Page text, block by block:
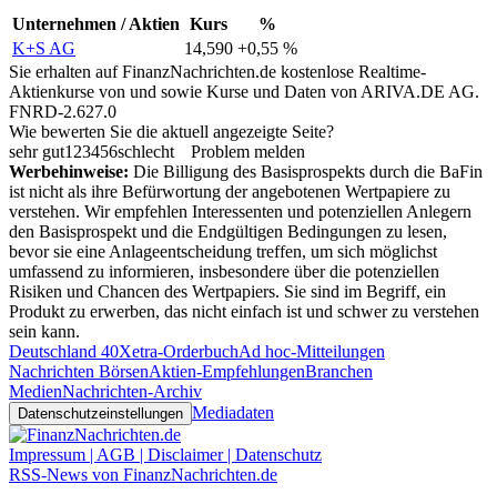
Unternehmen / Aktien Kurs
%
K+S AG
14,590 +0,55 %
Sie erhalten auf FinanzNachrichten.de kostenlose Realtime-
Aktienkurse von und sowie Kurse und Daten von ARIVA.DE AG.
FNRD-2.627.0
Wie bewerten Sie die aktuell angezeigte Seite?
sehr gut1 23456schlecht
Problem melden
Werbehinweise: Die Billigung des Basisprospekts durch die BaFin
ist nicht als ihre Befürwortung der angebotenen Wertpapiere zu
verstehen. Wir empfehlen Interessenten und potenziellen Anlegern
den Basisprospekt und die Endgültigen Bedingungen zu lesen,
bevor sie eine Anlageentscheidung treffen, um sich möglichst
umfassend zu informieren, insbesondere über die potenziellen
Risiken und Chancen des Wertpapiers. Sie sind im Begriff, ein
Produkt zu erwerben, das nicht einfach ist und schwer zu verstehen
sein kann.
Deutschland 40Xetra-OrderbuchAd hoc-Mitteilungen
Nachrichten BörsenAktien-EmpfehlungenBranchen
MedienNachrichten-Archiv
Datenschutzeinstellungen Mediadaten
Impressum | AGB | Disclaimer | Datenschutz
RSS-News von FinanzNachrichten.de